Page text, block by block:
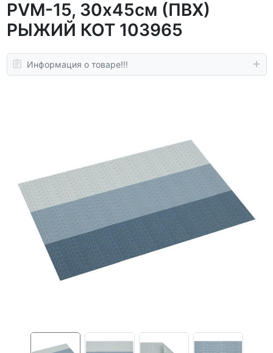
PVM-15, 30х45см (ПВХ)
РЫЖИЙ КОТ 103965
Информация о товаре!!!